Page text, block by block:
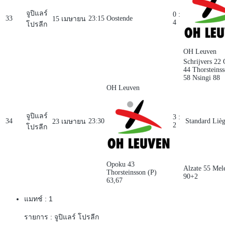
33
จูปิแลร์
โปรลีก
15 เมษายน 23:15 Oostende
0 :
4
OH Leuven
Schrijvers 22
44
58 Nsingi 88
34
จูปิแลร์
โปรลีก
23 เมษายน 23:30
OH Leuven
3 :
2
Standard
Opoku 43
Thorsteinsson (P)
63,67
Alzate 55
90+2
แมทช์ : 1
รายการ : จูปิแลร์ โปรลีก